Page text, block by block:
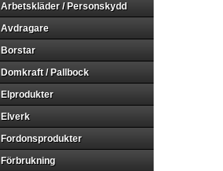
Arbetskläder / Personskydd
Avdragare
Borstar
Domkraft / Pallbock
Elprodukter
Elverk
Fordonsprodukter
Förbrukning